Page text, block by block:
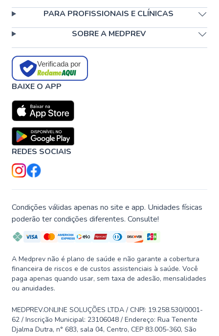
PARA PROFISSIONAIS E CLÍNICAS
SOBRE A MEDPREV
Verificada por
BAIXE O APP
REDES SOCIAIS
Condições válidas apenas no site e app. Unidades físicas
poderão ter condições diferentes. Consulte!
A Medprev não é plano de saúde e não garante a cobertura
financeira de riscos e de custos assistenciais à saúde. Você
paga apenas quando usar, sem taxa de adesão, mensalidades
ou anuidades.
MEDPREV.ONLINE SOLUÇÕES LTDA / CNPJ: 19.258.530/0001-
62 / Inscrição Municipal: 23106048 / Endereço: Rua Tenente
Djalma Dutra, n° 683, sala 04, Centro, CEP 83.005-360, São